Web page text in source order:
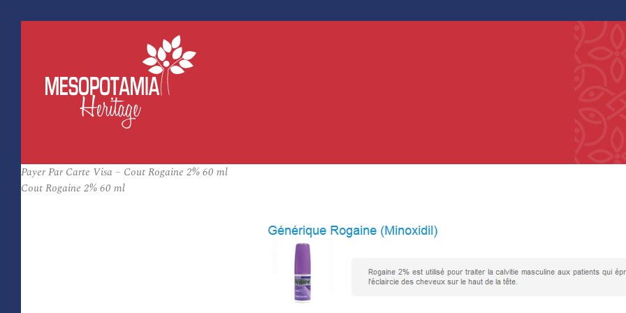
Payer Par Carte Visa – Cout Rogaine 2% 60 ml
Cout Rogaine 2% 60 ml